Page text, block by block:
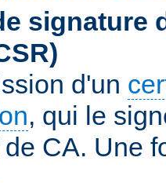
signature
d'un
, qui le
CA. Une